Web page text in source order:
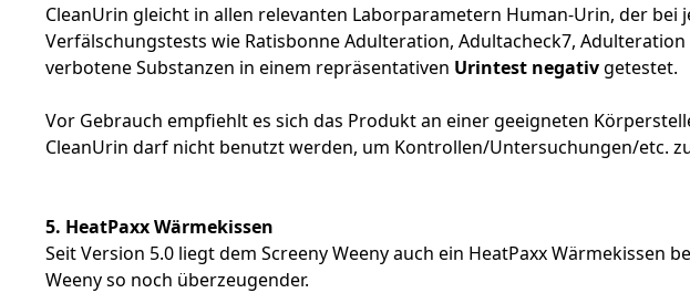
CleanUrin gleicht in allen relevanten Laborparametern Human-Urin, der
Verfälschungstests wie Ratisbonne Adulteration, Adultacheck7,
verbotene Substanzen in einem repräsentativen Urintest negativgetestet.
Vor Gebrauch empfiehlt es sich das Produkt an einer geeigneten
CleanUrin darf nicht benutzt werden, um Kontrollen/Untersuchungen/etc.
5. HeatPaxx Wärmekissen
Seit Version 5.0 liegt dem Screeny Weeny auch ein HeatPaxx
Weeny so noch überzeugender.